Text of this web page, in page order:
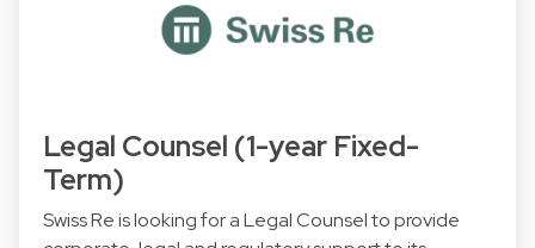
Legal Counsel (1-year Fixed-
Term)
Swiss Re is looking for a Legal Counsel to provide